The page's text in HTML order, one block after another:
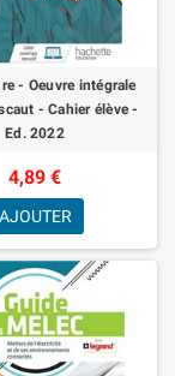
- Oeuvre intégrale
- Cahier élève -
Ed. 2022
4,89 €
AJOUTER